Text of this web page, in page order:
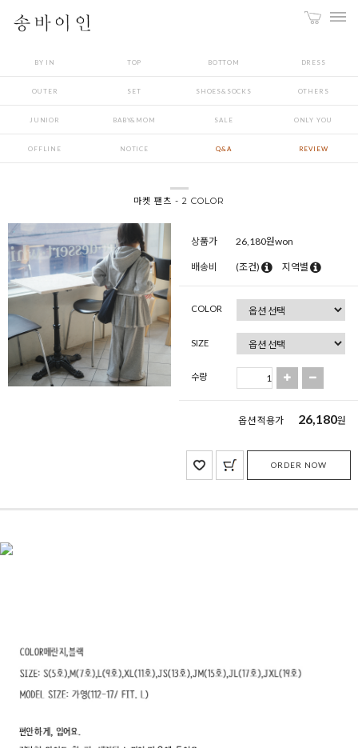
BY IN TOP BOTTOM DRESS
OUTER SET SHOES&SOCKS OTHERS
JUNIOR BABY&MOM SALE ONLY YOU
OFFLINE NOTICE Q&A REVIEW
마켓 팬츠 - 2 COLOR
상품가 26,180원won
배송비 (조건) 지역별
COLOR
SIZE
수량
옵션 적용가 26,180원
ORDER NOW